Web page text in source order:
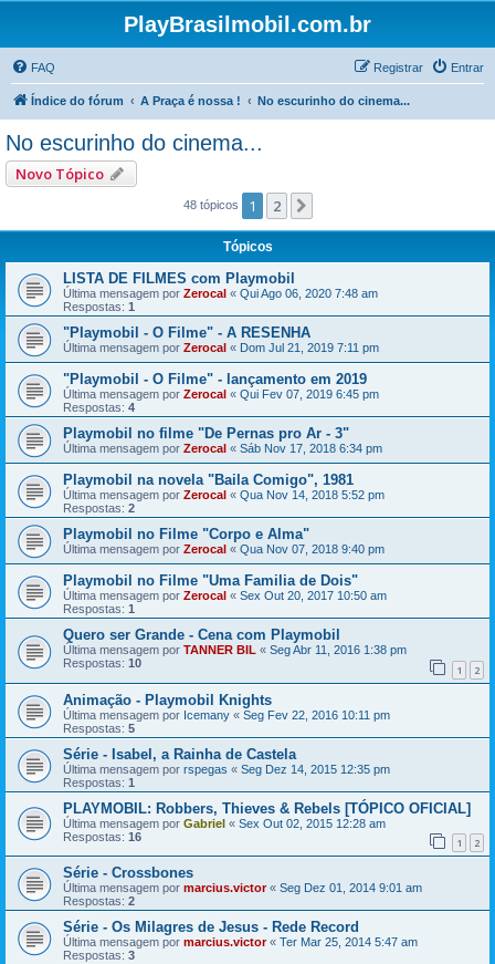
PlayBrasilmobil.com.br
FAQ Entrar
Registrar
Índice do fórum A Praça é nossa ! No escurinho do cinema...
No escurinho do cinema...
Novo Tópico
48 tópicos 1 2
Tópicos
LISTA DE FILMES com Playmobil
Última mensagem por Zerocal « Qui Ago 06, 2020 7:48 am
Respostas: 1
"Playmobil - O Filme" - A RESENHA
Última mensagem por Zerocal « Dom Jul 21, 2019 7:11 pm
"Playmobil - O Filme" - lançamento em 2019
Última mensagem por Zerocal « Qui Fev 07, 2019 6:45 pm
Respostas: 4
Playmobil no filme "De Pernas pro Ar - 3"
Última mensagem por Zerocal « Sáb Nov 17, 2018 6:34 pm
Playmobil na novela "Baila Comigo", 1981
Última mensagem por Zerocal « Qua Nov 14, 2018 5:52 pm
Respostas: 2
Playmobil no Filme "Corpo e Alma"
Última mensagem por Zerocal « Qua Nov 07, 2018 9:40 pm
Playmobil no Filme "Uma Familia de Dois"
Última mensagem por Zerocal « Sex Out 20, 2017 10:50 am
Respostas: 1
Quero ser Grande - Cena com Playmobil
Última mensagem por TANNER BIL « Seg Abr 11, 2016 1:38 pm
Respostas: 10 1 2
Animação - Playmobil Knights
Última mensagem por Icemany « Seg Fev 22, 2016 10:11 pm
Respostas: 5
Série - Isabel, a Rainha de Castela
Última mensagem por rspegas « Seg Dez 14, 2015 12:35 pm
Respostas: 1
PLAYMOBIL: Robbers, Thieves & Rebels [TÓPICO OFICIAL]
Última mensagem por Gabriel « Sex Out 02, 2015 12:28 am
Respostas: 16 1 2
Série - Crossbones
Última mensagem por marcius.victor« Seg Dez 01, 2014 9:01 am
Respostas: 2
Série - Os Milagres de Jesus - Rede Record
Última mensagem por marcius.victor« Ter Mar 25, 2014 5:47 am
Respostas: 3